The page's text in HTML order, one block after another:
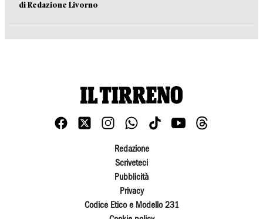
di Redazione Livorno
Redazione
Scriveteci
Pubblicità
Privacy
Codice Etico e Modello 231